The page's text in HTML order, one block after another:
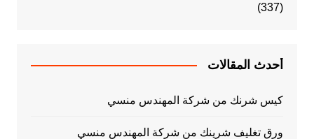
(337)
أحدث المقالات
كيس شرنك من شركة المهندس منسي
ورق تغليف شرينك من شركة المهندس منسي